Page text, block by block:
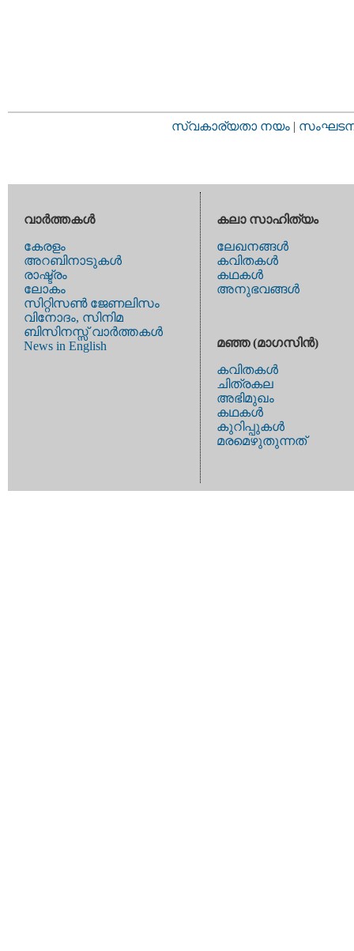
സ്വകാര്യതാ നയം |
വാര്‍ത്തകള്‍
കേരളം
അറബിനാടുകള്‍
രാഷ്ട്രം
ലോകം
സിറ്റിസണ്‍ ജേണലിസം
വിനോദം, സിനിമ
ബിസിനസ്സ് വാര്‍ത്തകള്‍
News in English
കലാ സാഹിത്യം
ലേഖനങ്ങള്‍
കവിതകള്‍
കഥകള്‍
അനുഭവങ്ങള്‍
മഞ്ഞ (മാഗസിന്‍)
കവിതകള്‍
ചിത്രകല
അഭിമുഖം
കഥകള്‍
കുറിപ്പുകള്‍
മരമെഴുതുന്നത്